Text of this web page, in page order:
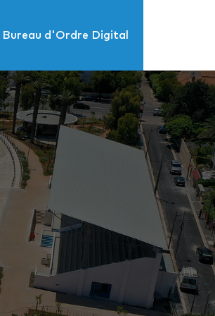
Bureau d'Ordre Digital